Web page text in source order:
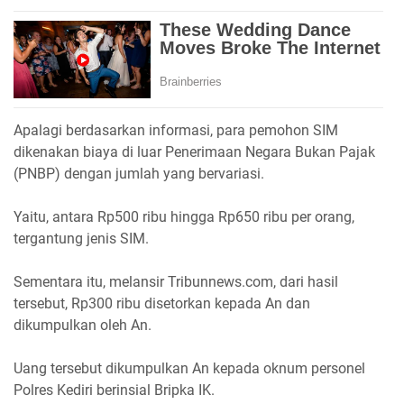
Apalagi berdasarkan informasi, para pemohon SIM
dikenakan biaya di luar Penerimaan Negara Bukan Pajak
(PNBP) dengan jumlah yang bervariasi.
Yaitu, antara Rp500 ribu hingga Rp650 ribu per orang,
tergantung jenis SIM.
Sementara itu, melansir Tribunnews.com, dari hasil
tersebut, Rp300 ribu disetorkan kepada An dan
dikumpulkan oleh An.
Uang tersebut dikumpulkan An kepada oknum personel
Polres Kediri berinsial Bripka IK.